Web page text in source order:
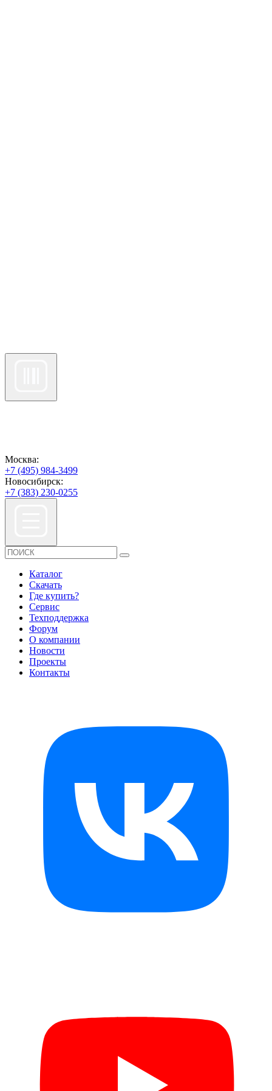
Москва:
+7 (495) 984-3499
Новосибирск:
+7 (383) 230-0255
Каталог
Скачать
Где купить?
Сервис
Техподдержка
Форум
О компании
Новости
Проекты
Контакты